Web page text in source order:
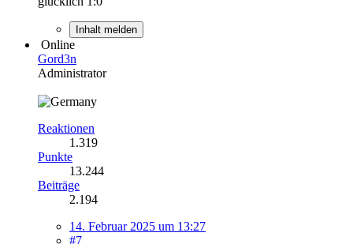
Inhalt melden
Online
Gord3n
Administrator
Reaktionen
1.319
Punkte
13.244
Beiträge
2.194
14. Februar 2025 um 13:27
#7